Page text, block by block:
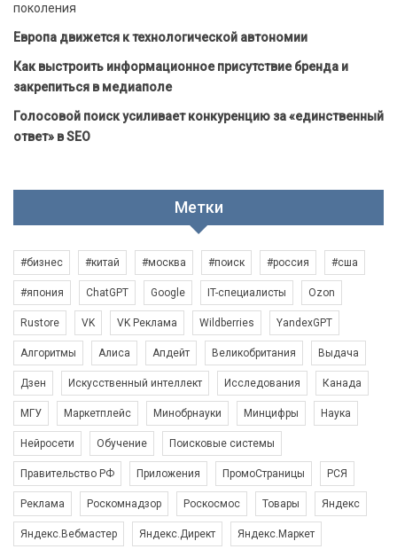
поколения
Европа движется к технологической автономии
Как выстроить информационное присутствие бренда и
закрепиться в медиаполе
Голосовой поиск усиливает конкуренцию за «единственный
ответ» в SEO
Метки
#бизнес #китай #москва #поиск #россия #сша
#япония ChatGPT Google IT-специалисты Ozon
Rustore VK VK Реклама Wildberries YandexGPT
Алгоритмы Алиса Апдейт Великобритания Выдача
Дзен Искусственный интеллект Исследования Канада
МГУ Маркетплейс Минобрнауки Минцифры Наука
Нейросети Обучение Поисковые системы
Правительство РФ Приложения ПромоСтраницы РСЯ
Реклама Роскомнадзор Роскосмос Товары Яндекс
Яндекс.Вебмастер Яндекс.Директ Яндекс.Маркет